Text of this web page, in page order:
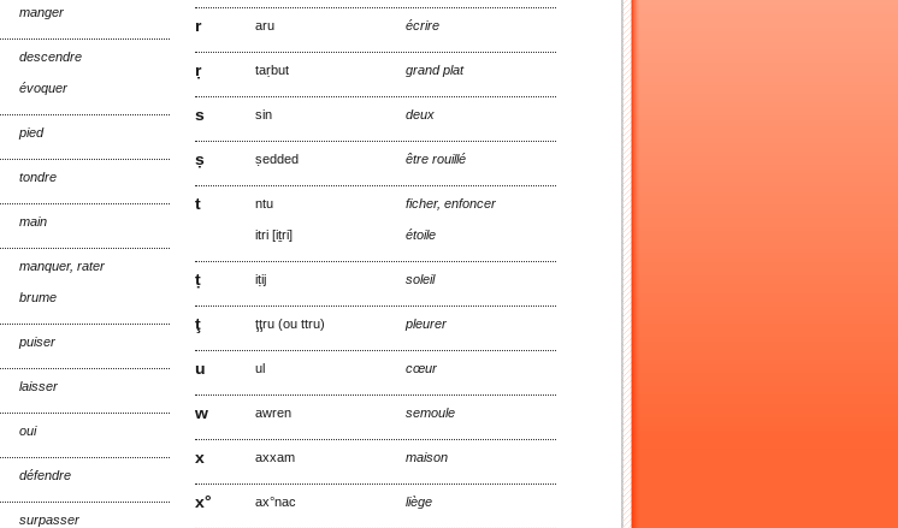
manger
descendre
évoquer
pied
tondre
main
manquer, rater
brume
puiser
laisser
oui
défendre
surpasser
r écrire
aru
ṛ grand plat
taṛbut
s deux
sin
ṣ être rouillé
ṣedded
t ficher, enfoncer
ntu
étoile
itri [iṯri]
ṭ soleil
iṭij
ţ pleurer
ţţru (ou ttru)
u cœur
ul
w semoule
awren
x maison
axxam
x° liège
ax°nac